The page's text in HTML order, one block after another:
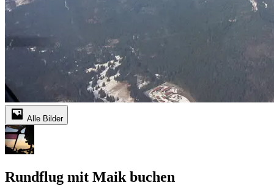
Alle Bilder
Rundflug mit Maik buchen